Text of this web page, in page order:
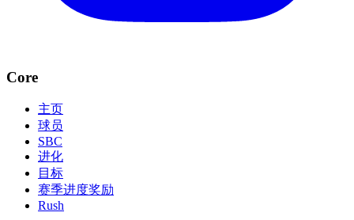
Core
主页
球员
SBC
进化
目标
赛季进度奖励
Rush